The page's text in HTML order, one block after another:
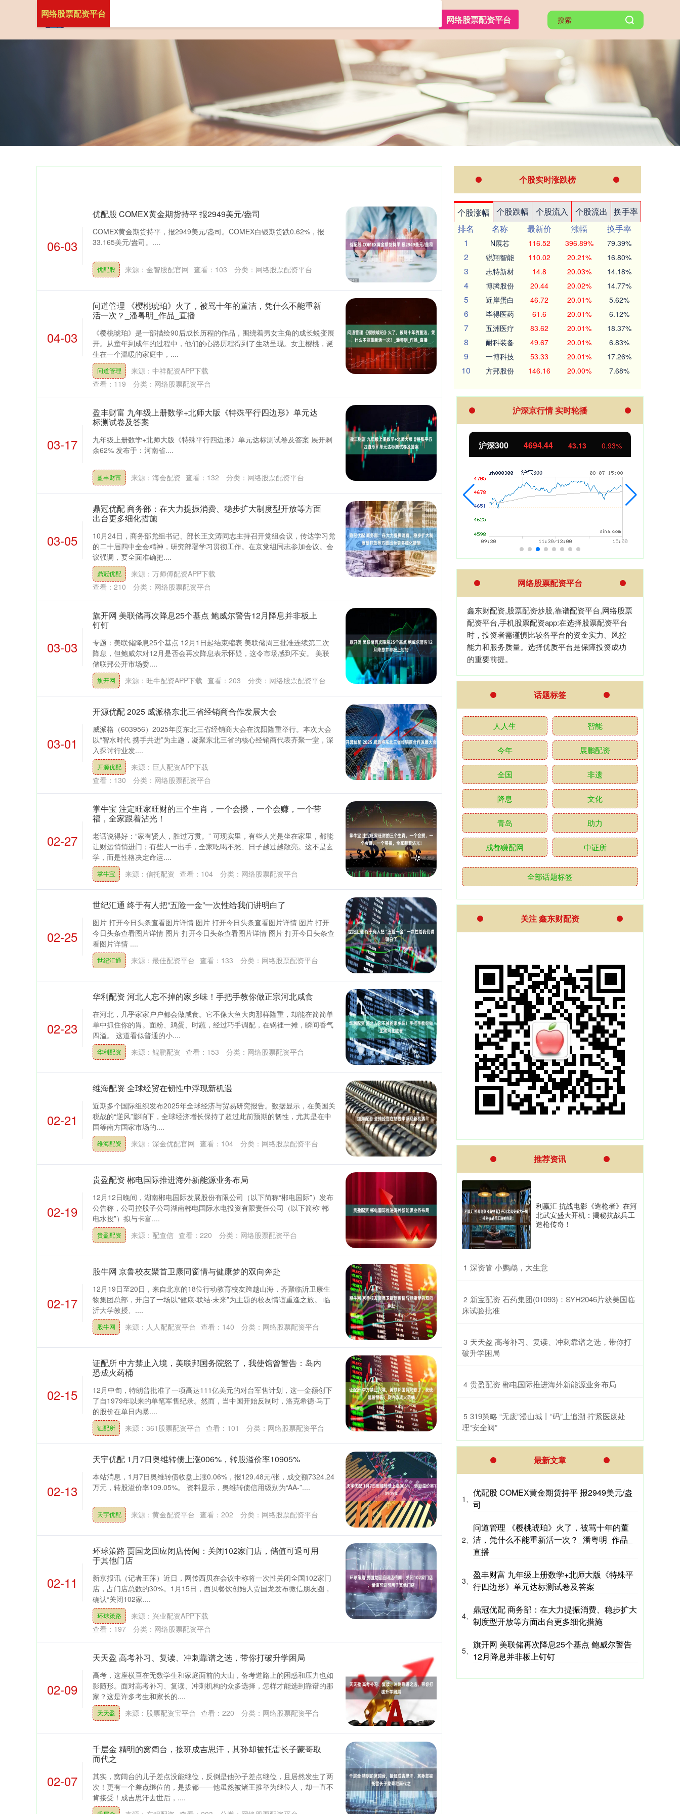
网络股票配资平台
网络股票配资平台
06-03
优配股 COMEX黄金期货持平 报2949美元/盎司
COMEX黄金期货持平，报2949美元/盎司。COMEX白银期货跌0.62%，报
33.165美元/盎司。....
优配股 来源：金智股配官网 查看： 103 分类： 网络股票配资平台
04-03
问道管理 《樱桃琥珀》火了，被骂十年的董洁，凭什么不能重新
活一次？_潘粤明_作品_直播
《樱桃琥珀》是一部描绘90后成长历程的作品，围绕着男女主角的成长蜕变展
开。从童年到成年的过程中，他们的心路历程得到了生动呈现。女主樱桃，诞
生在一个温暖的家庭中，....
问道管理
来源：中祥配资APP下载
查看： 119 分类： 网络股票配资平台
03-17
盈丰财富 九年级上册数学+北师大版《特殊平行四边形》单元达
标测试卷及答案
九年级上册数学+北师大版《特殊平行四边形》单元达标测试卷及答案 展开剩
余62% 发布于：河南省....
盈丰财富 来源：海会配资 查看： 132 分类： 网络股票配资平台
03-05
鼎冠优配 商务部：在大力提振消费、稳步扩大制度型开放等方面
出台更多细化措施
10月24日，商务部党组书记、部长王文涛同志主持召开党组会议，传达学习党
的二十届四中全会精神，研究部署学习贯彻工作。在京党组同志参加会议。会
议强调，要全面准确把....
鼎冠优配
来源：万师傅配资APP下载
查看： 210 分类： 网络股票配资平台
03-03
旗开网 美联储再次降息25个基点 鲍威尔警告12月降息并非板上
钉钉
专题：美联储降息25个基点 12月1日起结束缩表 美联储周三批准连续第二次
降息，但鲍威尔对12月是否会再次降息表示怀疑，这令市场感到不安。 美联
储联邦公开市场委....
旗开网 来源：旺牛配资APP下载 查看： 203 分类： 网络股票配资平台
03-01
开源优配 2025 威派格东北三省经销商合作发展大会
威派格（603956）2025年度东北三省经销商大会在沈阳隆重举行。本次大会
以“智水时代 携手共进”为主题，凝聚东北三省的核心经销商代表齐聚一堂，深
入探讨行业发....
开源优配
来源：巨人配资APP下载
查看： 130 分类： 网络股票配资平台
02-27
掌牛宝 注定旺家旺财的三个生肖，一个会攒，一个会赚，一个带
福，全家跟着沾光！
老话说得好：“家有贤人，胜过万贯。” 可现实里，有些人光是坐在家里，都能
让财运悄悄进门；有些人一出手，全家吃喝不愁、日子越过越敞亮。这不是玄
学，而是性格决定命运....
掌牛宝 来源：信托配资 查看： 104 分类： 网络股票配资平台
02-25
世纪汇通 终于有人把“五险一金”一次性给我们讲明白了
图片 打开今日头条查看图片详情 图片 打开今日头条查看图片详情 图片 打开
今日头条查看图片详情 图片 打开今日头条查看图片详情 图片 打开今日头条查
看图片详情 ....
世纪汇通 来源：最佳配资平台 查看： 133 分类： 网络股票配资平台
02-23
华利配资 河北人忘不掉的家乡味！手把手教你做正宗河北咸食
在河北，几乎家家户户都会做咸食。它不像大鱼大肉那样隆重，却能在简简单
单中抓住你的胃。面粉、鸡蛋、时蔬，经过巧手调配，在锅裡一摊，瞬间香气
四溢。 这道看似普通的小....
华利配资 来源：鲲鹏配资 查看： 153 分类： 网络股票配资平台
02-21
维海配资 全球经贸在韧性中浮现新机遇
近期多个国际组织发布2025年全球经济与贸易研究报告。数据显示，在美国关
税战的“逆风”影响下，全球经济增长保持了超过此前预期的韧性，尤其是在中
国等南方国家市场的....
维海配资 来源：深金优配官网 查看： 104 分类： 网络股票配资平台
02-19
贵盈配资 郴电国际推进海外新能源业务布局
12月12日晚间，湖南郴电国际发展股份有限公司（以下简称“郴电国际”）发布
公告称，公司控股子公司湖南郴电国际水电投资有限责任公司（以下简称“郴
电水投”）拟与卡富....
贵盈配资 来源：配查信 查看： 220 分类： 网络股票配资平台
02-17
股牛网 京鲁校友聚首卫康同窗情与健康梦的双向奔赴
12月19日至20日，来自北京的18位行动教育校友跨越山海，齐聚临沂卫康生
物集团总部，开启了一场以“健康·联结·未来”为主题的校友情谊重逢之旅。 临
沂大学教授、....
股牛网 来源：人人配配资平台 查看： 140 分类： 网络股票配资平台
02-15
证配所 中方禁止入境，美联邦国务院怒了，我使馆曾警告：岛内
恐成火药桶
12月中旬，特朗普批准了一项高达111亿美元的对台军售计划，这一金额创下
了自1979年以来的单笔军售纪录。然而，当中国开始反制时，洛克希德·马丁
的股价在单日内暴....
证配所 来源：361股票配资平台 查看： 101 分类： 网络股票配资平台
02-13
天宇优配 1月7日奥维转债上涨006%，转股溢价率10905%
本站消息，1月7日奥维转债收盘上涨0.06%，报129.48元/张，成交额7324.24
万元，转股溢价率109.05%。 资料显示，奥维转债信用级别为“AA-”....
天宇优配 来源：黄金配资平台 查看： 202 分类： 网络股票配资平台
02-11
环球策路 贾国龙回应闭店传闻：关闭102家门店，储值可退可用
于其他门店
新京报讯（记者王萍）近日，网传西贝在会议中称将一次性关闭全国102家门
店，占门店总数的30%。1月15日，西贝餐饮创始人贾国龙发布微信朋友圈，
确认“关闭102家....
环球策路
来源：兴业配资APP下载
查看： 197 分类： 网络股票配资平台
02-09
天天盈 高考补习、复读、冲刺靠谱之选，带你打破升学困局
高考，这座横亘在无数学生和家庭面前的大山，备考道路上的困惑和压力也如
影随形。面对高考补习、复读、冲刺机构的众多选择，怎样才能选到靠谱的那
家？这是许多考生和家长的....
天天盈 来源：股票配资宝平台 查看： 220 分类： 网络股票配资平台
02-07
千层金 精明的窝阔台，接班成吉思汗，其孙却被托雷长子蒙哥取
而代之
其实，窝阔台的儿子差点没能继位，反倒是他孙子差点继位，且居然发生了两
次！更有一个差点继位的，是拔都——他虽然被诸王推举为继位人，却一直不
肯接受！成吉思汗去世后，....
个股实时涨跌榜
个股涨幅 个股跌幅 个股流入 个股流出
换手率
排名
名称 最新价 涨幅
换手率
1
N展芯 116.52 396.89% 79.39%
2 锐翔智能 110.02 20.21% 16.80%
3 志特新材 14.8 20.03% 14.18%
4 博腾股份 20.44 20.02% 14.77%
5 近岸蛋白 46.72 20.01% 5.62%
6 毕得医药 61.6 20.01% 6.12%
7 五洲医疗 83.62 20.01% 18.37%
8 耐科装备 49.67 20.01% 6.83%
9 一博科技 53.33 20.01% 17.26%
10 方邦股份 146.16 20.00% 7.68%
沪深京行情 实时轮播
1.02% 深证成指 14311.01 200.89 1.42% 沪深300 4694.44 43.13 0.93% 北证50 1134.24 11.37 1.01%
网络股票配资平台
鑫东财配资,股票配资炒股,靠谱配资平台,网络股票
配资平台,手机股票配资app:在选择股票配资平台
时，投资者需谨慎比较各平台的资金实力、风控
能力和服务质量。选择优质平台是保障投资成功
的重要前提。
话题标签
人人生 智能
今年 展鹏配资
全国 非遗
降息 文化
青岛 助力
成都赚配网 中证所
全部话题标签
关注 鑫东财配资
推荐资讯
利赢汇 抗战电影《造枪者》在河
北武安盛大开机：揭秘抗战兵工
造枪传奇！
1 ​深资管 小鹦鹉，大生意
2 ​新宝配资 石药集团(01093)：SYH2046片获美国临
床试验批准
3 ​天天盈 高考补习、复读、冲刺靠谱之选，带你打
破升学困局
4 ​贵盈配资 郴电国际推进海外新能源业务布局
5 ​319策略 “无废”漫山城丨“码”上追溯 拧紧医废处
理“安全阀”
最新文章
1、
优配股 COMEX黄金期货持平 报2949美元/盎
司
2、
问道管理 《樱桃琥珀》火了，被骂十年的董
洁，凭什么不能重新活一次？_潘粤明_作品_
直播
3、
盈丰财富 九年级上册数学+北师大版《特殊平
行四边形》单元达标测试卷及答案
4、
鼎冠优配 商务部：在大力提振消费、稳步扩大
制度型开放等方面出台更多细化措施
5、
旗开网 美联储再次降息25个基点 鲍威尔警告
12月降息并非板上钉钉